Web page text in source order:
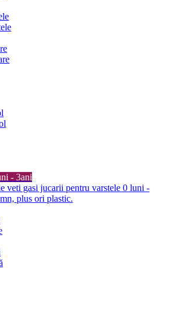
- 3ani
veti gasi jucarii pentru varstele 0 luni -
plus ori plastic.